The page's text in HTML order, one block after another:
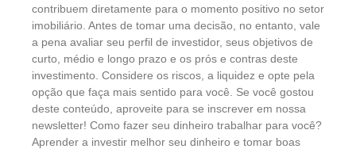
contribuem diretamente para o momento positivo no setor
imobiliário. Antes de tomar uma decisão, no entanto, vale
a pena avaliar seu perfil de investidor, seus objetivos de
curto, médio e longo prazo e os prós e contras deste
investimento. Considere os riscos, a liquidez e opte pela
opção que faça mais sentido para você. Se você gostou
deste conteúdo, aproveite para se inscrever em nossa
newsletter! Como fazer seu dinheiro trabalhar para você?
Aprender a investir melhor seu dinheiro e tomar boas